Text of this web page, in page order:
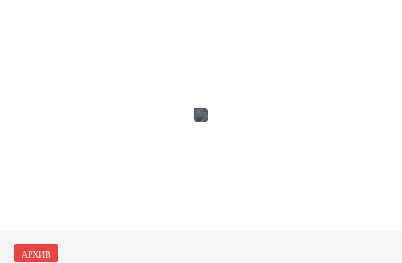
АРХИВ